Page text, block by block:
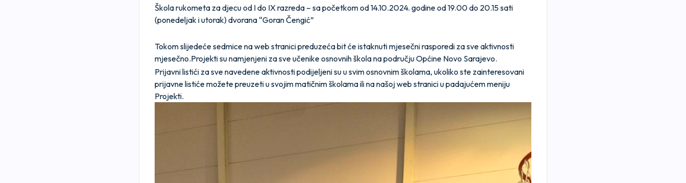
Škola rukometa za djecu od I do IX razreda – sa početkom od 14.10.2024. godine od 19.00 do 20.15 sati
(ponedeljak i utorak) dvorana “Goran Čengić”
Tokom slijedeće sedmice na web stranici preduzeća bit će istaknuti mjesečni rasporedi za sve aktivnosti
mjesečno.Projekti su namjenjeni za sve učenike osnovnih škola na području Općine Novo Sarajevo.
Prijavni listići za sve navedene aktivnosti podijeljeni su u svim osnovnim školama, ukoliko ste zainteresovani
prijavne listiće možete preuzeti u svojim matičnim školama ili na našoj web stranici u padajućem meniju
Projekti.